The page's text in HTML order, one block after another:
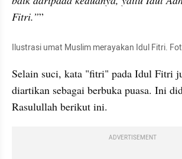
Fitri.””
Ilustrasi umat Muslim merayakan Idul Fitri.
Selain suci, kata "fitri" pada Idul Fitri
diartikan sebagai berbuka puasa. Ini
Rasulullah berikut ini.
ADVERTISEMENT